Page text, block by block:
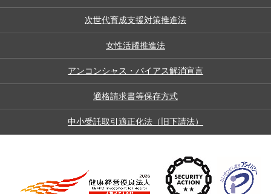
次世代育成支援対策推進法
女性活躍推進法
アンコンシャス・バイアス解消宣言
適格請求書等保存方式
中小受託取引適正化法（旧下請法）